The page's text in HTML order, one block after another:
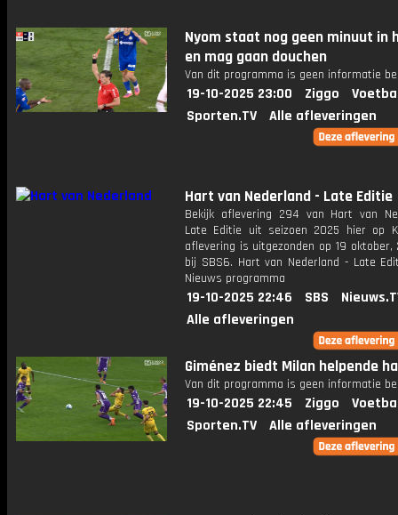
Nyom staat nog geen minuut in
en mag gaan douchen
Van dit programma is geen informatie
19-10-2025 23:00 Ziggo
Sporten.TV
Alle afleveringen
Hart van Nederland - Late Editie
Bekijk aflevering 294 van Hart van
Late Editie uit seizoen 2025 hier op
aflevering is uitgezonden op 19 oktober,
bij SBS6. Hart van Nederland - Late
Nieuws programma
19-10-2025 22:46 SBS
Alle afleveringen
Giménez biedt Milan helpende
Van dit programma is geen informatie
19-10-2025 22:45 Ziggo
Sporten.TV
Alle afleveringen